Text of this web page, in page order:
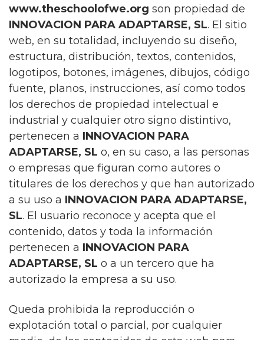
www.theschoolofwe.org son propiedad de
INNOVACION PARA ADAPTARSE, SL. El sitio
web, en su totalidad, incluyendo su diseño,
estructura, distribución, textos, contenidos,
logotipos, botones, imágenes, dibujos, código
fuente, planos, instrucciones, así como todos
los derechos de propiedad intelectual e
industrial y cualquier otro signo distintivo,
pertenecen a INNOVACION PARA
ADAPTARSE, SL o, en su caso, a las personas
o empresas que figuran como autores o
titulares de los derechos y que han autorizado
a su uso a INNOVACION PARA ADAPTARSE,
SL. El usuario reconoce y acepta que el
contenido, datos y toda la información
pertenecen a INNOVACION PARA
ADAPTARSE, SL o a un tercero que ha
autorizado la empresa a su uso.
Queda prohibida la reproducción o
explotación total o parcial, por cualquier